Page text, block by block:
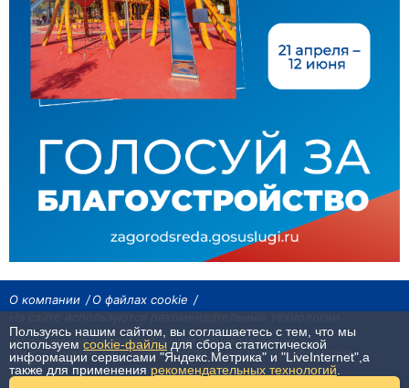
О компании
О файлах cookie
Сетевое издание «Байкал24». Все права охраняются законом.
При использовании материалов агентства на других сайтах, обязательна
гиперссылка.
Пользуясь нашим сайтом, вы соглашаетесь с тем, что мы
используем cookie-файлы для сбора статистической
информации сервисами "Яндекс.Метрика" и "LiveInternet",а
также для применения рекомендательных технологий